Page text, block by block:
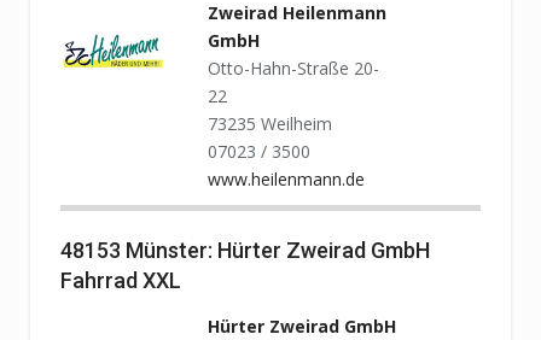
Zweirad Heilenmann
GmbH
Otto-Hahn-Straße 20-
22
73235 Weilheim
07023 / 3500
www.heilenmann.de
48153 Münster: Hürter Zweirad GmbH
Fahrrad XXL
Hürter Zweirad GmbH